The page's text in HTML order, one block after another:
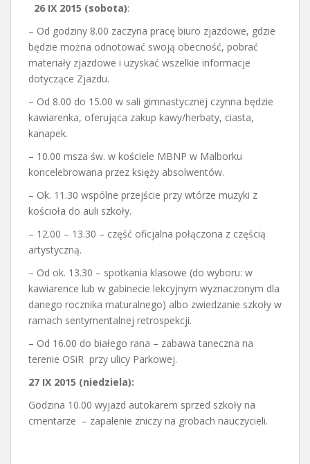
26 IX 2015 (sobota):
– Od godziny 8.00 zaczyna pracę biuro zjazdowe, gdzie
będzie można odnotować swoją obecność, pobrać
materiały zjazdowe i uzyskać wszelkie informacje
dotyczące Zjazdu.
– Od 8.00 do 15.00 w sali gimnastycznej czynna będzie
kawiarenka, oferująca zakup kawy/herbaty, ciasta,
kanapek.
– 10.00 msza św. w kościele MBNP w Malborku
koncelebrowana przez księży absolwentów.
– Ok. 11.30 wspólne przejście przy wtórze muzyki z
kościoła do auli szkoły.
– 12.00 – 13.30 – część oficjalna połączona z częścią
artystyczną.
– Od ok. 13.30 – spotkania klasowe (do wyboru: w
kawiarence lub w gabinecie lekcyjnym wyznaczonym dla
danego rocznika maturalnego) albo zwiedzanie szkoły w
ramach sentymentalnej retrospekcji.
– Od 16.00 do białego rana – zabawa taneczna na
terenie OSiR przy ulicy Parkowej.
27 IX 2015 (niedziela):
Godzina 10.00 wyjazd autokarem sprzed szkoły na
cmentarze – zapalenie zniczy na grobach nauczycieli.